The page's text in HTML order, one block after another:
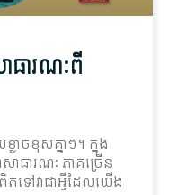
ារណៈ​ពី​
ាច​ខុស​គ្នាៗ។ ក្នុង​
ាធារណៈ ភាគច្រើន​
ត​ទៅ​វា​ជា​អ្វី​ដែល​យើង​